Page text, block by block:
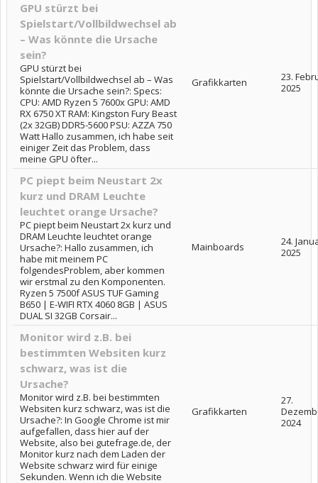
GPU stürzt bei
Spielstart/Vollbildwechsel ab
– Was könnte die Ursache
sein?
GPU stürzt bei
Spielstart/Vollbildwechsel ab – Was
könnte die Ursache sein?: Specs:
CPU: AMD Ryzen 5 7600x GPU: AMD
RX 6750 XT RAM: Kingston Fury Beast
(2x 32GB) DDR5-5600 PSU: AZZA 750
Watt Hallo zusammen, ich habe seit
einiger Zeit das Problem, dass
meine GPU öfter...
Grafikkarten
23.
2025
PC piept beim Neustart 2x
kurz und DRAM Leuchte
leuchtet orange Ursache?
PC piept beim Neustart 2x kurz und
DRAM Leuchte leuchtet orange
Ursache?: Hallo zusammen, ich
habe mit meinem PC
folgendesProblem, aber kommen
wir erstmal zu den Komponenten.
Ryzen 5 7500f ASUS TUF Gaming
B650 | E-WIFI RTX 4060 8GB | ASUS
DUAL SI 32GB Corsair...
Mainboards
24.
2025
Monitor wird z.B. bei
bestimmten Websiten kurz
schwarz, was ist die
Ursache?
Monitor wird z.B. bei bestimmten
Websiten kurz schwarz, was ist die
Ursache?: In Google Chrome ist mir
aufgefallen, dass hier auf der
Website, also bei gutefrage.de, der
Monitor kurz nach dem Laden der
Website schwarz wird für einige
Sekunden. Wenn ich die Website
Grafikkarten
27.
2024